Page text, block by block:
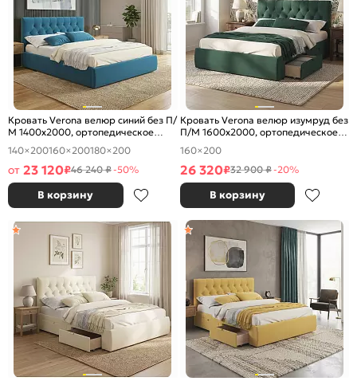
Кровать Verona велюр синий без П/
М 1400x2000, ортопедическое
основание, изголовье мягкое
140×200160×200180×200
от 23 120₽46 240 ₽-50%
В корзину
Кровать Verona велюр изумруд без
П/М 1600x2000, ортопедическое
основание, изголовье мягкое
160×200
26 320₽32 900 ₽-20%
В корзину